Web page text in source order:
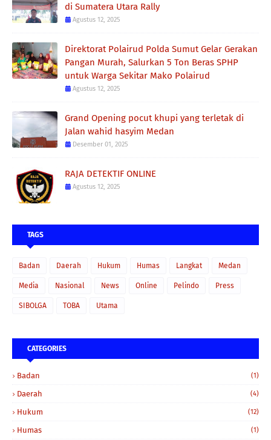
di Sumatera Utara Rally
Agustus 12, 2025
Direktorat Polairud Polda Sumut Gelar Gerakan
Pangan Murah, Salurkan 5 Ton Beras SPHP
untuk Warga Sekitar Mako Polairud
Agustus 12, 2025
Grand Opening pocut khupi yang terletak di
Jalan wahid hasyim Medan
Desember 01, 2025
RAJA DETEKTIF ONLINE
Agustus 12, 2025
TAGS
Badan Daerah Hukum Humas Langkat Medan
Media Nasional News Online Pelindo Press
SIBOLGA TOBA Utama
CATEGORIES
Badan (1)
Daerah (4)
Hukum (12)
Humas (1)